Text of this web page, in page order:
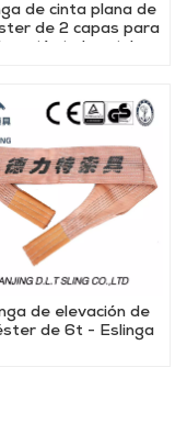
de cinta plana de
de 2 capas para
de elevación de
de 6t - Eslinga